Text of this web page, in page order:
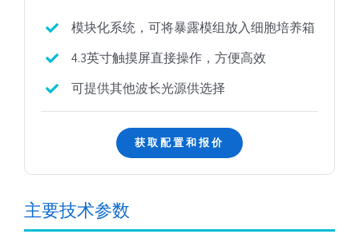
模块化系统，可将暴露模组放入细胞培养箱
4.3英寸触摸屏直接操作，方便高效
可提供其他波长光源供选择
获取配置和报价
主要技术参数